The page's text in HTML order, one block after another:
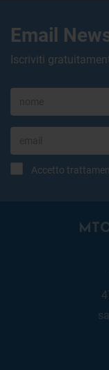
Email
Iscriviti
Accetto